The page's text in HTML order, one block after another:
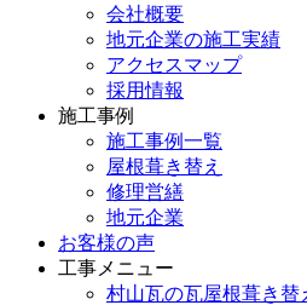
会社概要
地元企業の施工実績
アクセスマップ
採用情報
施工事例
施工事例一覧
屋根葺き替え
修理営繕
地元企業
お客様の声
工事メニュー
村山瓦の瓦屋根葺き替